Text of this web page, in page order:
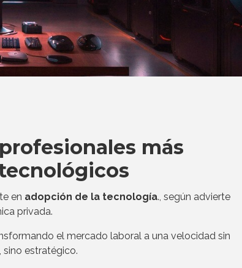
más
en adopción de la tecnología., según advierte
privada.
el mercado laboral a una velocidad sin
estratégico.